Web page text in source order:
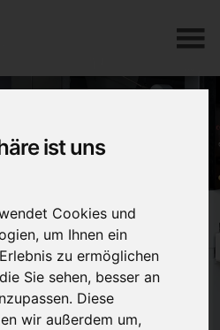
ist uns
Cookies und
um Ihnen ein
zu ermöglichen
Sie sehen, besser an
Diese
wir außerdem um,